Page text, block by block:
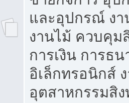
และอุปกรณ์ ง
งานไม้ ควบคุม
การเงิน การธ
อิเล็กทรอนิกส์
อุตสาหกรรมสิ